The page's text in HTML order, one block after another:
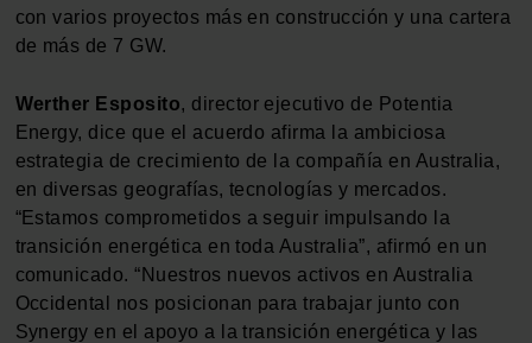
con varios proyectos más en construcción y una cartera
de más de 7 GW.
Werther Esposito, director ejecutivo de Potentia
Energy, dice que el acuerdo afirma la ambiciosa
estrategia de crecimiento de la compañía en Australia,
en diversas geografías, tecnologías y mercados.
“Estamos comprometidos a seguir impulsando la
transición energética en toda Australia”, afirmó en un
comunicado. “Nuestros nuevos activos en Australia
Occidental nos posicionan para trabajar junto con
Synergy en el apoyo a la transición energética y las